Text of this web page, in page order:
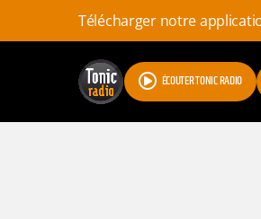
Télécharger notre
ÉCOUTER TONIC RADIO